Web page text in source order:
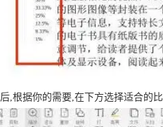
,根据你的需要,在下方选择适合的